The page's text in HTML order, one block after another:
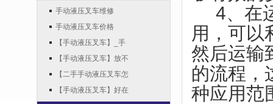
手动液压叉车维修
手动液压叉车价格
【手动液压叉车】_手
【手动液压叉车】放不
【二手手动液压叉车怎
【手动液压叉车】好在
4、在
用，可以
然后运输
的流程，
种应用范